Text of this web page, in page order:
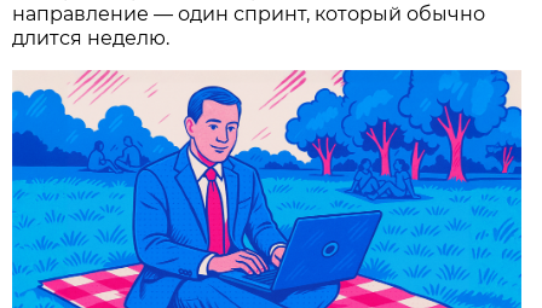
направление — один спринт, который обычно
длится неделю.